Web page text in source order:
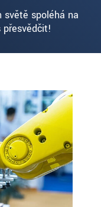
světě spoléhá na
přesvědčit!